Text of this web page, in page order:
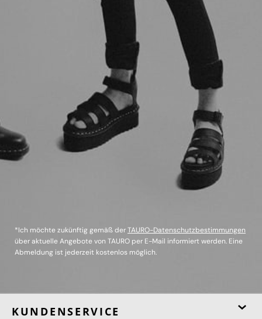
*Ich möchte zukünftig gemäß derTAURO-Datenschutzbestimmungen
über aktuelle Angebote von TAURO per E-Mail informiert werden. Eine
Abmeldung ist jederzeit kostenlos möglich.
KUNDENSERVICE